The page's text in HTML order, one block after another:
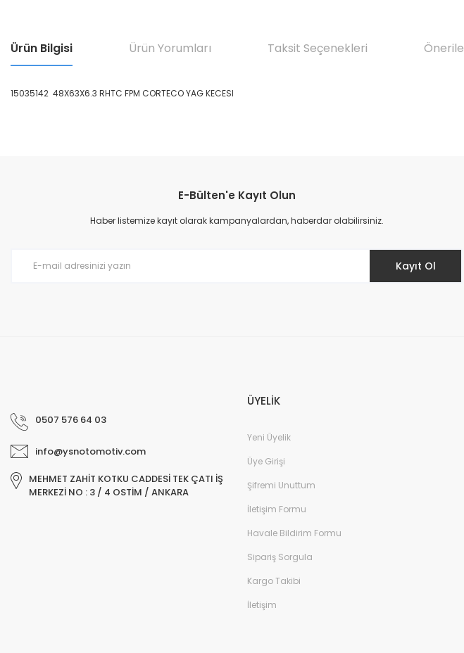
Ürün Bilgisi Ürün Yorumları Taksit Seçenekleri
15035142 48X63X6.3 RHTC FPM CORTECO YAG KECESI
Ürün resmi kalitesiz, bozuk veya görüntülenemiyor.
Ürün açıklamasında eksik bilgiler bulunuyor.
E-Bülten'e Kayıt Olun
Haber listemize kayıt olarak kampanyalardan, haberdar olabilirsiniz.
Kayıt Ol
0507 576 64 03
info@ysnotomotiv.com
MEHMET ZAHİT KOTKU CADDESİ TEK ÇATI İŞ
MERKEZİ NO : 3 / 4 OSTİM / ANKARA
ÜYELİK
Yeni Üyelik
Üye Girişi
Şifremi Unuttum
İletişim Formu
Havale Bildirim Formu
Sipariş Sorgula
Kargo Takibi
İletişim